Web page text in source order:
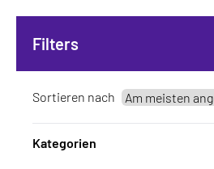
Filters
Sortieren nach
Kategorien